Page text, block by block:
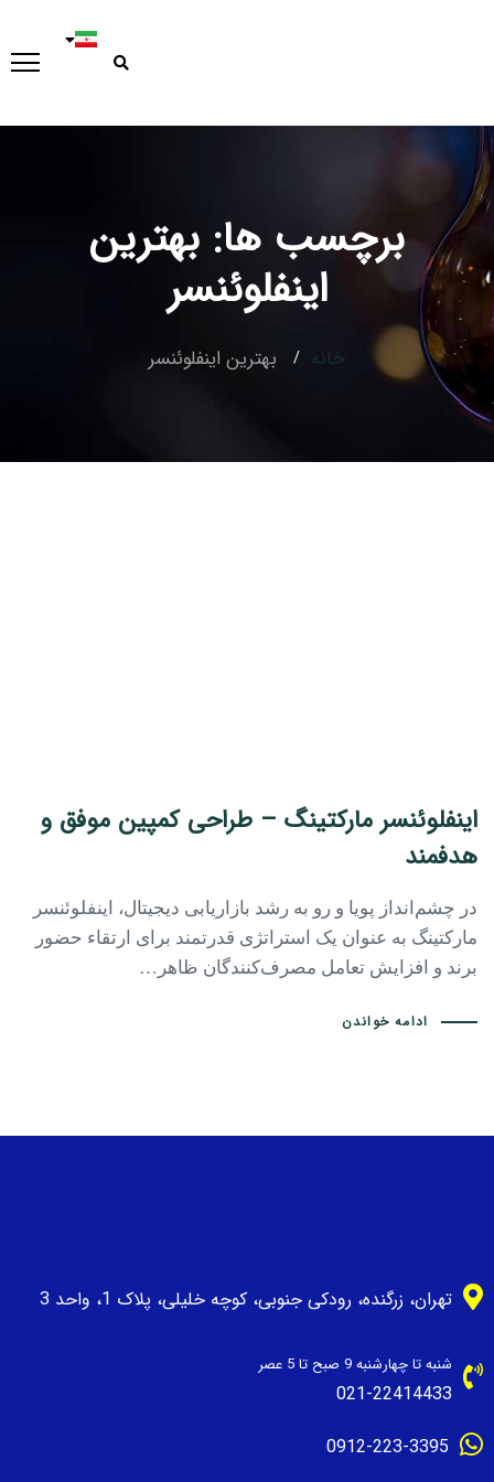
Type and hit enter
برچسب ها: بهترین
اینفلوئنسر
خانه بهترین اینفلوئنسر
اینفلوئنسر مارکتینگ – طراحی کمپین موفق و
هدفمند
در چشم‌انداز پویا و رو به رشد بازاریابی دیجیتال، اینفلوئنسر
مارکتینگ به عنوان یک استراتژی قدرتمند برای ارتقاء حضور
برند و افزایش تعامل مصرف‌کنندگان ظاهر…
ادامه خواندن
تهران، زرگنده، رودکی جنوبی، کوچه خلیلی، پلاک 1، واحد 3
شنبه تا چهارشنبه 9 صبح تا 5 عصر
021-22414433
0912-223-3395